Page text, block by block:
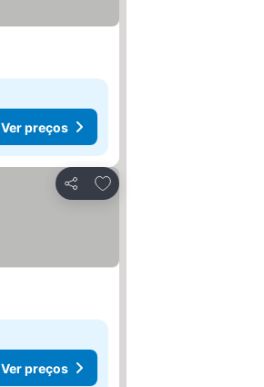
Ver preços
Partilhar
Adicionar aos favoritos
Ver preços